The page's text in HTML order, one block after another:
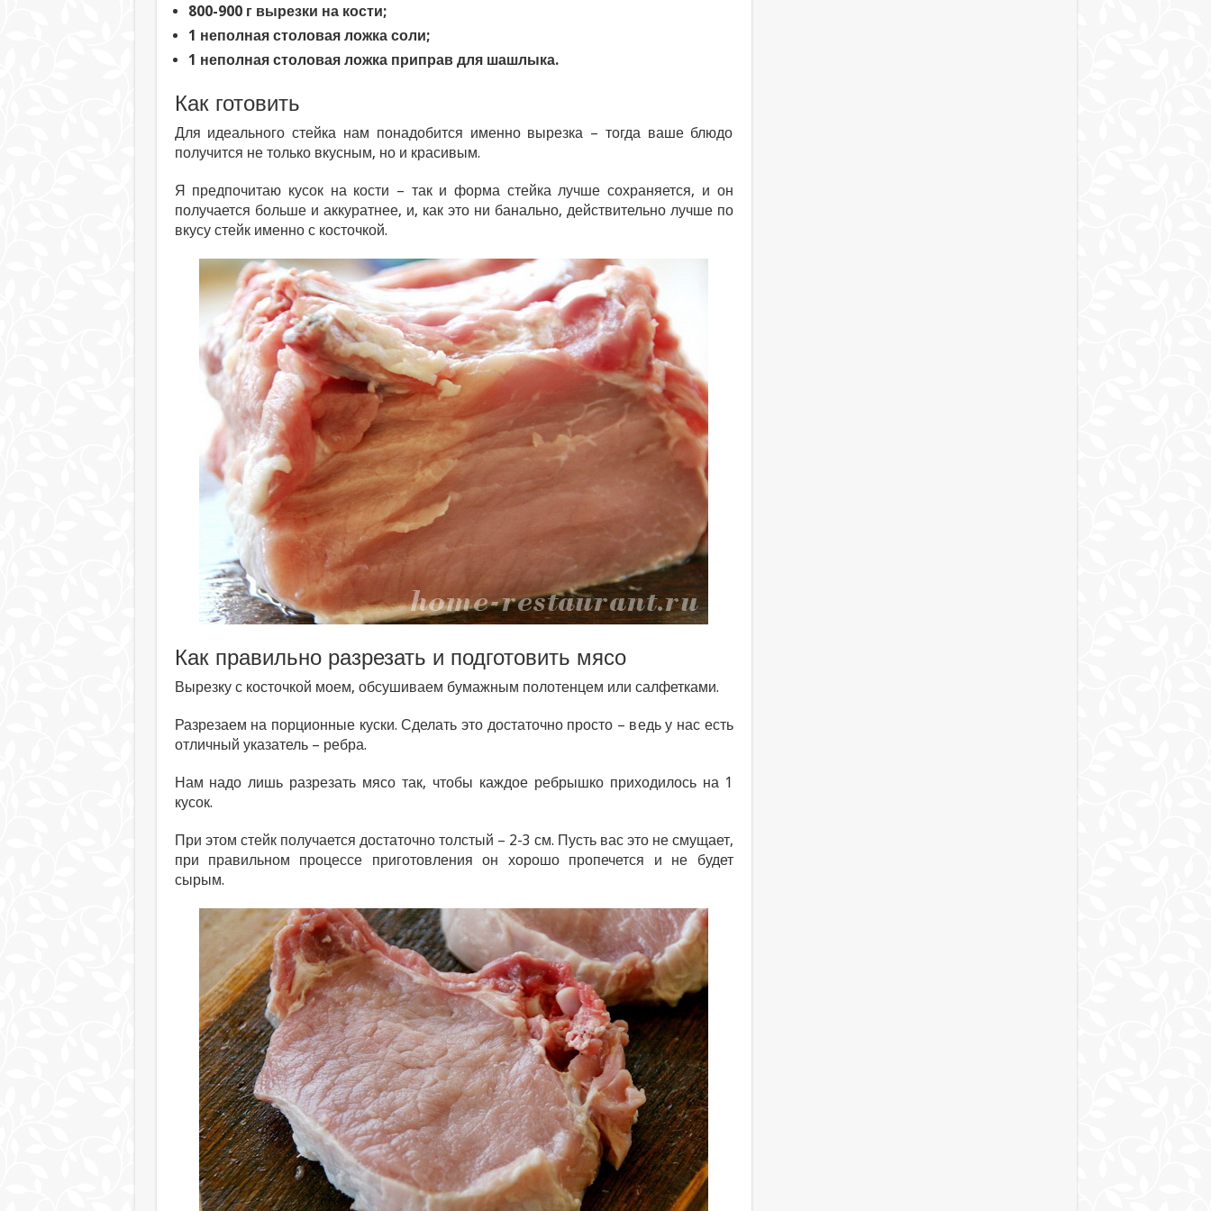
800-900 г вырезки на кости;
1 неполная столовая ложка соли;
1 неполная столовая ложка приправ для шашлыка.
Как готовить
Для идеального стейка нам понадобится именно вырезка – тогда ваше блюдо
получится не только вкусным, но и красивым.
Я предпочитаю кусок на кости – так и форма стейка лучше сохраняется, и он
получается больше и аккуратнее, и, как это ни банально, действительно лучше по
вкусу стейк именно с косточкой.
Как правильно разрезать и подготовить мясо
Вырезку с косточкой моем, обсушиваем бумажным полотенцем или салфетками.
Разрезаем на порционные куски. Сделать это достаточно просто – ведь у нас есть
отличный указатель – ребра.
Нам надо лишь разрезать мясо так, чтобы каждое ребрышко приходилось на 1
кусок.
При этом стейк получается достаточно толстый – 2-3 см. Пусть вас это не смущает,
при правильном процессе приготовления он хорошо пропечется и не будет
сырым.